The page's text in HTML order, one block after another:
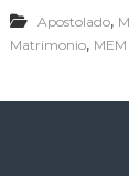
Apostolado,
Matrimonio, MEM